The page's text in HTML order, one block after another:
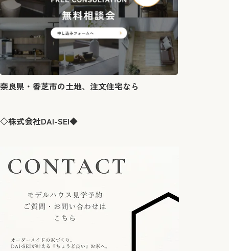
奈良県・香芝市の土地、注文住宅なら
◇株式会社DAI-SEI◆